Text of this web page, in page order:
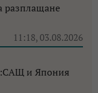
разплащане
11:18, 03.08.2026
и Япония